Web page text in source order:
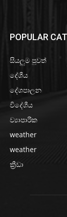
POPULAR
සියලුම පුවත්
දේශීය
දේශපාලන
විදේශීය
ව්‍යාපාරික
weather
weather
ක්‍රීඩා